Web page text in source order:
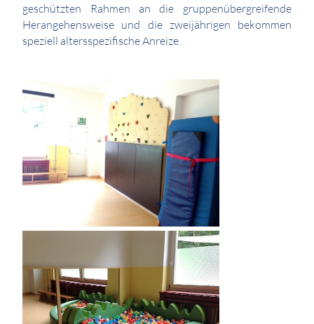
geschützten Rahmen an die gruppenübergreifende
Herangehensweise und die zweijährigen bekommen
speziell altersspezifische Anreize.